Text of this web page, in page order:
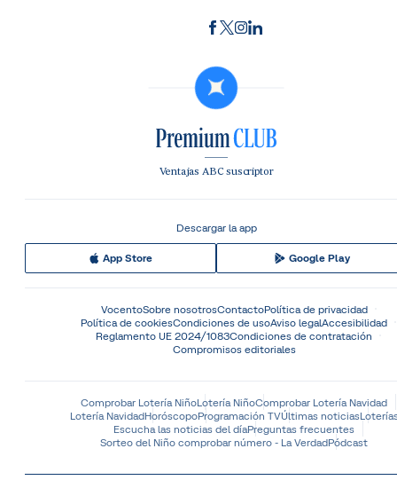
Ventajas ABC suscriptor
Descargar la app
App Store Google Play
VocentoSobre nosotrosContactoPolítica de privacidad
Política de cookiesCondiciones de usoAviso legalAccesibilidad
Reglamento UE 2024/1083Condiciones de contratación
Compromisos editoriales
Comprobar Lotería NiñoLotería NiñoComprobar Lotería Navidad
Lotería NavidadHoróscopoProgramación TVÚltimas noticias
Escucha las noticias del díaPreguntas frecuentes
Sorteo del Niño comprobar número - La VerdadPódcast